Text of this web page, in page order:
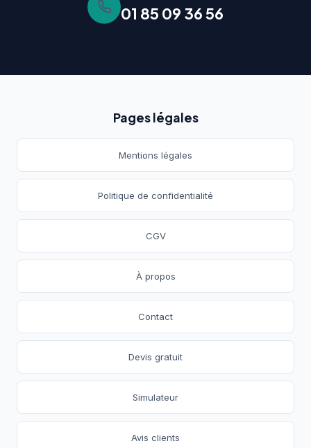
01 85 09 36 56
Pages légales
Mentions légales
Politique de confidentialité
CGV
À propos
Contact
Devis gratuit
Simulateur
Avis clients